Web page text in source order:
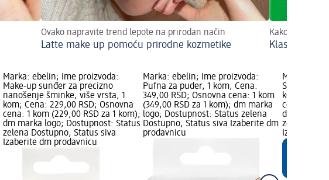
Ovako napravite trend lepote na prirodan način
Latte make up pomoću prirodne kozmetike
Kako da se
Klasični
Marka: ebelin; Ime proizvoda:
Make-up sunđer za precizno
nanošenje šminke, više vrsta, 1
kom; Cena: 229,00 RSD; Osnovna
cena: 1 kom (229,00 RSD za 1 kom);
dm marka logo; Dostupnost: Status
zelena Dostupno, Status siva
Izaberite dm prodavnicu
Marka: ebelin; Ime proizvoda:
Pufna za puder, 1 kom; Cena:
349,00 RSD; Osnovna cena: 1 kom
(349,00 RSD za 1 kom); dm marka
logo; Dostupnost: Status zelena
Dostupno, Status siva Izaberite dm
prodavnicu
Marka:
Sunđer za
kom; Cena:
cena: 1
dm marka
zelena
Izaberite